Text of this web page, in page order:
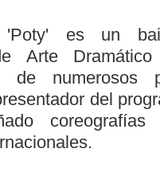
'Poty' es un
Arte
de numerosos
del